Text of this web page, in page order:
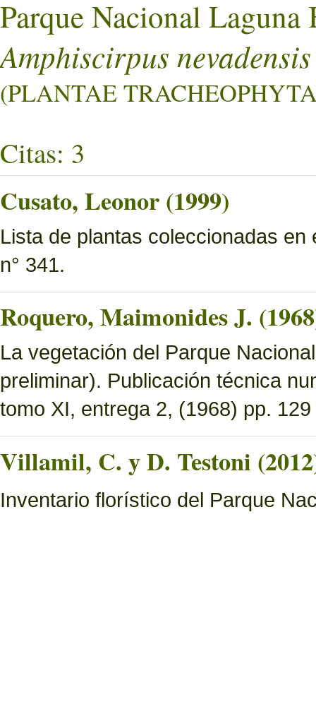
Parque Nacional Laguna
Amphiscirpus nevadensis
(PLANTAE
Citas: 3
Cusato, Leonor (1999)
Lista de plantas coleccionadas
n° 341.
Roquero, Maimonides J.
La vegetación del Parque
preliminar). Publicación técnica
tomo XI, entrega 2, (1968) pp.
Villamil, C. y D. Testoni
Inventario florístico del Parque